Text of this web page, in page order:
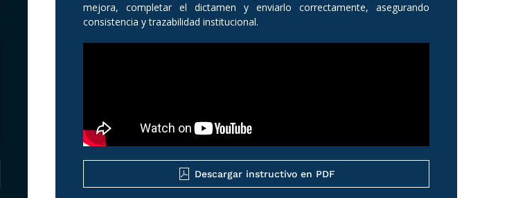
mejora, completar el dictamen y enviarlo correctamente, asegurando
consistencia y trazabilidad institucional.
Descargar instructivo en PDF